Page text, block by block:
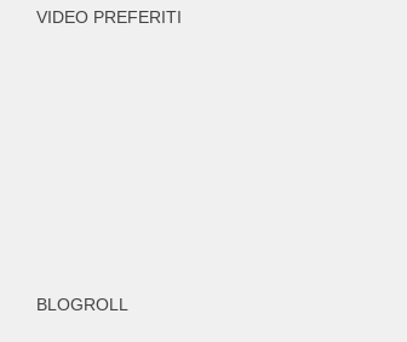
VIDEO PREFERITI
BLOGROLL